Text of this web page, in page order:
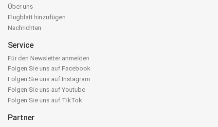
Über uns
Flugblatt hinzufügen
Nachrichten
Service
Für den Newsletter anmelden
Folgen Sie uns auf Facebook
Folgen Sie uns auf Instagram
Folgen Sie uns auf Youtube
Folgen Sie uns auf TikTok
Partner